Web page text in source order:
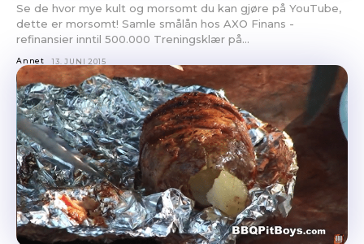
Se de hvor mye kult og morsomt du kan gjøre på YouTube,
dette er morsomt! Samle smålån hos AXO Finans -
refinansier inntil 500.000 Treningsklær på...
Annet 13. JUNI 2015